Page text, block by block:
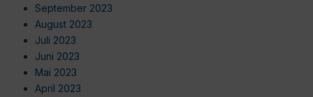
September 2023
August 2023
Juli 2023
Juni 2023
Mai 2023
April 2023